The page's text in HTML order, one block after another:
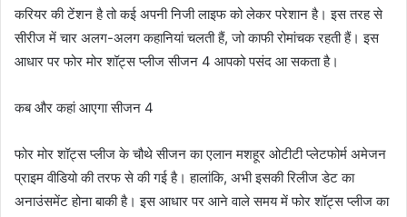
करियर की टेंशन है तो कई अपनी निजी लाइफ को लेकर परेशान है। इस तरह से
सीरीज में चार अलग-अलग कहानियां चलती हैं, जो काफी रोमांचक रहती हैं। इस
आधार पर फोर मोर शॉट्स प्लीज सीजन 4 आपको पसंद आ सकता है।
कब और कहां आएगा सीजन 4
फोर मोर शॉट्स प्लीज के चौथे सीजन का एलान मशहूर ओटीटी प्लेटफोर्म अमेजन
प्राइम वीडियो की तरफ से की गई है। हालांकि, अभी इसकी रिलीज डेट का
अनाउंसमेंट होना बाकी है। इस आधार पर आने वाले समय में फोर शॉट्स प्लीज का